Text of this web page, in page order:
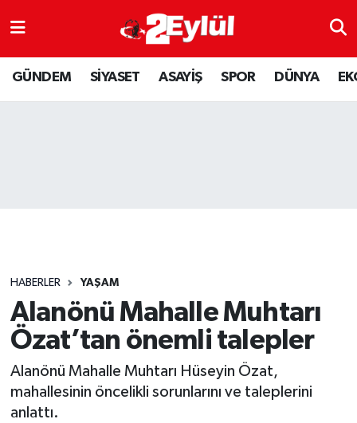
GÜNDEM SİYASET ASAYİŞ SPOR DÜNYA
HABERLER YAŞAM
Alanönü Mahalle Muhtarı
Özat’tan önemli talepler
Alanönü Mahalle Muhtarı Hüseyin Özat,
mahallesinin öncelikli sorunlarını ve taleplerini
anlattı.
ASAYİŞ
DÜNYA
SPOR
YAŞAM
Nöbetçi Eczaneler
Hava Durumu
Son Dakika Haberleri
Haber Arşivi